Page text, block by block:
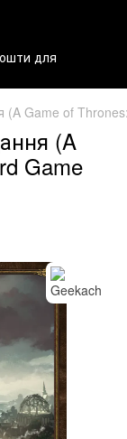
для
(A Game of
(A
Game